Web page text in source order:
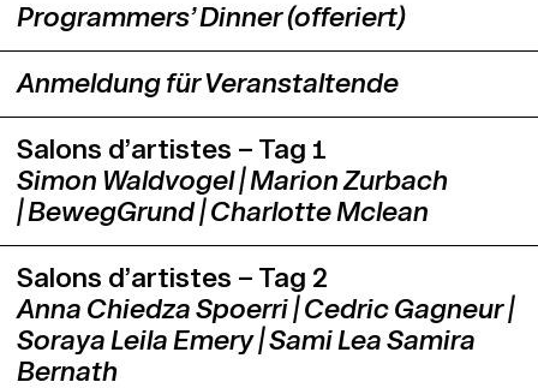
Programmers’ Dinner (offeriert)
Anmeldung für Veranstaltende
Salons d’artistes – Tag 1
Simon Waldvogel | Marion Zurbach
| BewegGrund | Charlotte Mclean
Salons d’artistes – Tag 2
Anna Chiedza Spoerri | Cedric Gagneur |
Soraya Leila Emery | Sami Lea Samira
Bernath